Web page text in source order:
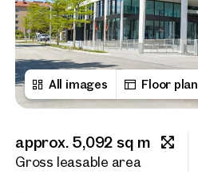
All images Floor plan
approx. 5,092 sq m
Gross leasable area